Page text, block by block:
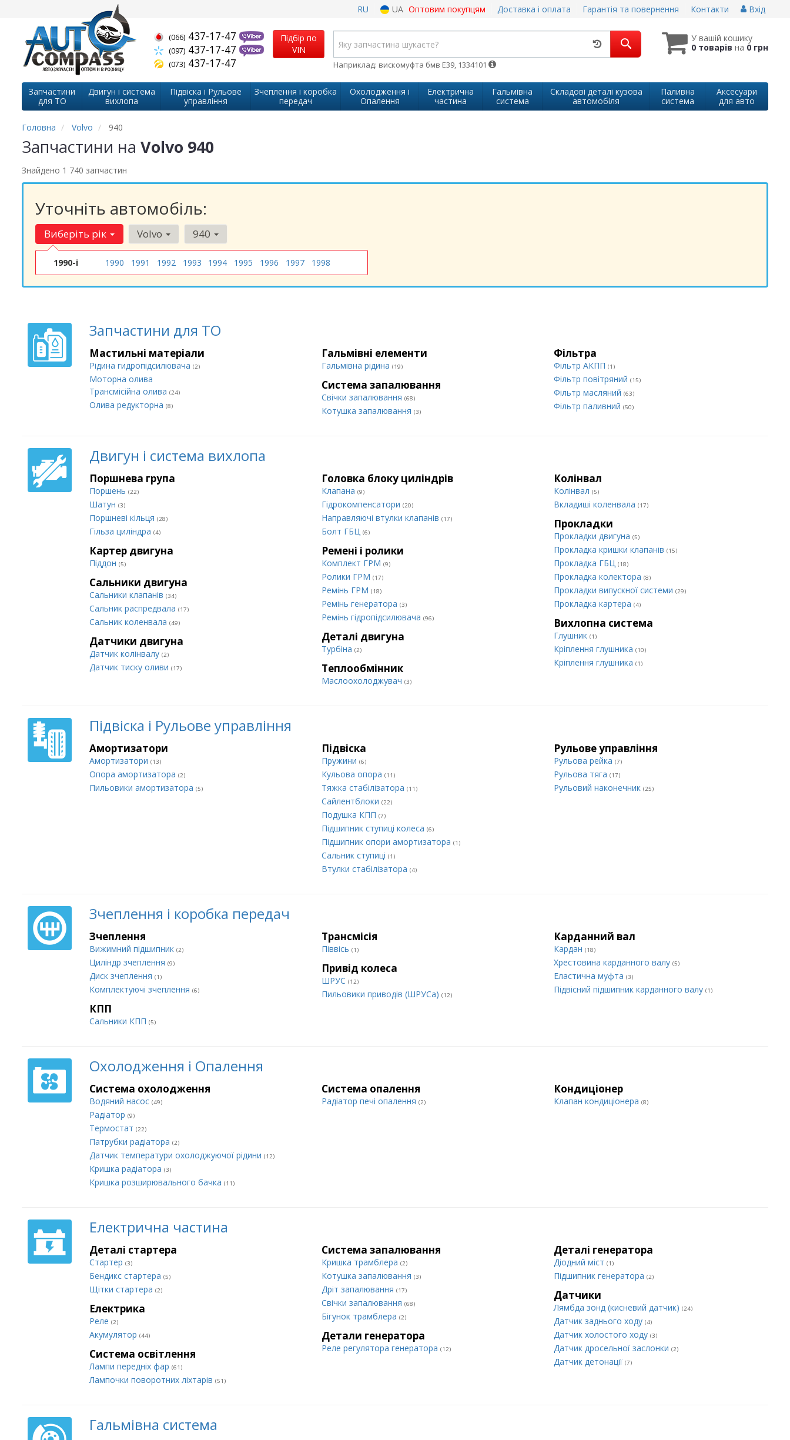
RU UA Оптовим покупцям Доставка і оплата Гарантія та повернення Контакти Вхід
(066) 437-17-47
(097) 437-17-47
(073) 437-17-47
Підбір по
VIN
У вашій кошику
0 товарів на 0 грн
Наприклад: вискомуфта бмв Е39, 1334101
Запчастини
для ТО
Двигун і система
вихлопа
Підвіска і Рульове
управління
Зчеплення і коробка
передач
Охолодження і
Опалення
Електрична
частина
Гальмівна
система
Складові деталі кузова
автомобіля
Паливна
система
Аксесуари
для авто
Головна Volvo 940
Запчастини на Volvo 940
Знайдено 1 740 запчастин
Уточніть автомобіль:
Виберіть рік
1990-і 1990 1991 1992 1993 1994 1995 1996 1997 1998
Volvo 940
Запчастини для ТО
Мастильні матеріали
Рідина гидропідсилювача (2)
Моторна олива
Трансмісійна олива (24)
Олива редукторна (8)
Гальмівні елементи
Гальмівна рідина (19)
Фільтра
Фільтр АКПП (1)
Фільтр повітряний (15)
Фільтр масляний (63)
Фільтр паливний (50)
Система запалювання
Свічки запалювання (68)
Котушка запалювання (3)
Двигун і система вихлопа
Поршнева група
Поршень (22)
Шатун (3)
Поршневі кільця (28)
Гільза циліндра (4)
Головка блоку циліндрів
Клапана (9)
Гідрокомпенсатори (20)
Направляючі втулки клапанів (17)
Болт ГБЦ (6)
Колінвал
Колінвал (5)
Вкладиші коленвала (17)
Прокладки
Прокладки двигуна (5)
Прокладка кришки клапанів (15)
Прокладка ГБЦ (18)
Прокладка колектора (8)
Прокладки випускної системи (29)
Прокладка картера (4)
Картер двигуна
Піддон (5)
Ремені і ролики
Комплект ГРМ (9)
Ролики ГРМ (17)
Ремінь ГРМ (18)
Ремінь генератора (3)
Ремінь гідропідсилювача (96)
Сальники двигуна
Сальники клапанів (34)
Сальник распредвала (17)
Сальник коленвала (49) Вихлопна система
Глушник (1)
Кріплення глушника (10)
Кріплення глушника (1)
Деталі двигуна
Турбіна (2)
Датчики двигуна
Датчик колінвалу (2)
Датчик тиску оливи (17) Теплообмінник
Маслоохолоджувач (3)
Підвіска і Рульове управління
Амортизатори
Амортизатори (13)
Опора амортизатора (2)
Пильовики амортизатора (5)
Підвіска
Пружини (6)
Кульова опора (11)
Тяжка стабілізатора (11)
Сайлентблоки (22)
Подушка КПП (7)
Підшипник ступиці колеса (6)
Підшипник опори амортизатора (1)
Сальник ступиці (1)
Втулки стабілізатора (4)
Рульове управління
Рульова рейка (7)
Рульова тяга (17)
Рульовий наконечник (25)
Зчеплення і коробка передач
Зчеплення
Вижимний підшипник (2)
Циліндр зчеплення (9)
Диск зчеплення (1)
Комплектуючі зчеплення (6)
Трансмісія
Піввісь (1)
Карданний вал
Кардан (18)
Хрестовина карданного валу (5)
Еластична муфта (3)
Підвісний підшипник карданного валу (1)
Привід колеса
ШРУС (12)
Пильовики приводів (ШРУСа) (12)
КПП
Сальники КПП (5)
Охолодження і Опалення
Система охолодження
Водяний насос (49)
Радіатор (9)
Термостат (22)
Патрубки радіатора (2)
Датчик температури охолоджуючої рідини (12)
Кришка радіатора (3)
Кришка розширювального бачка (11)
Система опалення
Радіатор печі опалення (2)
Кондиціонер
Клапан кондиціонера (8)
Електрична частина
Деталі стартера
Стартер (3)
Бендикс стартера (5)
Щітки стартера (2)
Система запалювання
Кришка трамблера (2)
Котушка запалювання (3)
Дріт запалювання (17)
Свічки запалювання (68)
Бігунок трамблера (2)
Деталі генератора
Діодний міст (1)
Підшипник генератора (2)
Датчики
Лямбда зонд (кисневий датчик) (24)
Датчик заднього ходу (4)
Датчик холостого ходу (3)
Датчик дросельної заслонки (2)
Датчик детонації (7)
Електрика
Реле (2)
Акумулятор (44) Детали генератора
Реле регулятора генератора (12)
Система освітлення
Лампи передніх фар (61)
Лампочки поворотних ліхтарів (51)
Гальмівна система